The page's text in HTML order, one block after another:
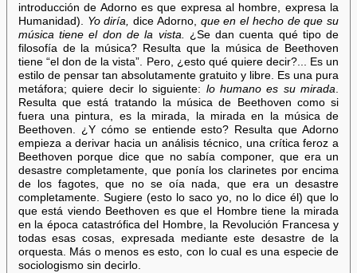
introducción de Adorno es que expresa al hombre, expresa la
Humanidad). Yo diría, dice Adorno, que en el hecho de que su
música tiene el don de la vista. ¿Se dan cuenta qué tipo de
filosofía de la música? Resulta que la música de Beethoven
tiene “el don de la vista”. Pero, ¿esto qué quiere decir?... Es un
estilo de pensar tan absolutamente gratuito y libre. Es una pura
metáfora; quiere decir lo siguiente: lo humano es su mirada.
Resulta que está tratando la música de Beethoven como si
fuera una pintura, es la mirada, la mirada en la música de
Beethoven. ¿Y cómo se entiende esto? Resulta que Adorno
empieza a derivar hacia un análisis técnico, una crítica feroz a
Beethoven porque dice que no sabía componer, que era un
desastre completamente, que ponía los clarinetes por encima
de los fagotes, que no se oía nada, que era un desastre
completamente. Sugiere (esto lo saco yo, no lo dice él) que lo
que está viendo Beethoven es que el Hombre tiene la mirada
en la época catastrófica del Hombre, la Revolución Francesa y
todas esas cosas, expresada mediante este desastre de la
orquesta. Más o menos es esto, con lo cual es una especie de
sociologismo sin decirlo.